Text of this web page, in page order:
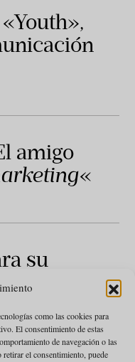
como las cookies para
El consentimiento de estas
de navegación o las
el consentimiento, puede
amigo
«
su